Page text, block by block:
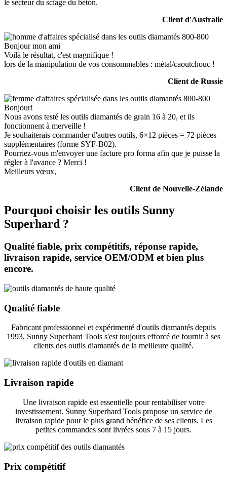
le secteur du sciage du béton.
Client d'Australie
Bonjour mon ami
Voilà le résultat, c'est magnifique !
lors de la manipulation de vos consommables : métal/caoutchouc !
Client de Russie
Bonjour!
Nous avons testé les outils diamantés de grain 16 à 20, et ils
fonctionnent à merveille !
Je souhaiterais commander d'autres outils, 6×12 pièces = 72 pièces
supplémentaires (forme SYF-B02).
Pourriez-vous m'envoyer une facture pro forma afin que je puisse la
régler à l'avance ? Merci !
Meilleurs vœux,
Client de Nouvelle-Zélande
Pourquoi choisir les outils Sunny
Superhard ?
Qualité fiable, prix compétitifs, réponse rapide,
livraison rapide, service OEM/ODM et bien plus
encore.
Qualité fiable
Fabricant professionnel et expérimenté d'outils diamantés depuis
1993, Sunny Superhard Tools s'est toujours efforcé de fournir à ses
clients des outils diamantés de la meilleure qualité.
Livraison rapide
Une livraison rapide est essentielle pour rentabiliser votre
investissement. Sunny Superhard Tools propose un service de
livraison rapide pour le plus grand bénéfice de ses clients. Les
petites commandes sont livrées sous 7 à 15 jours.
Prix ​​compétitif